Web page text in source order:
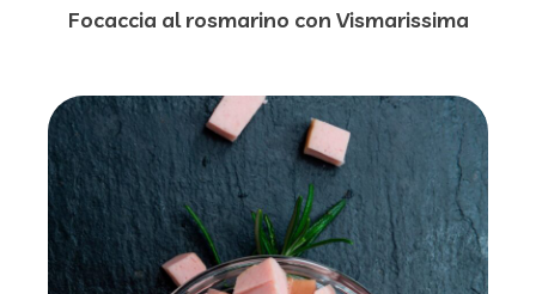
Focaccia al rosmarino con Vismarissima